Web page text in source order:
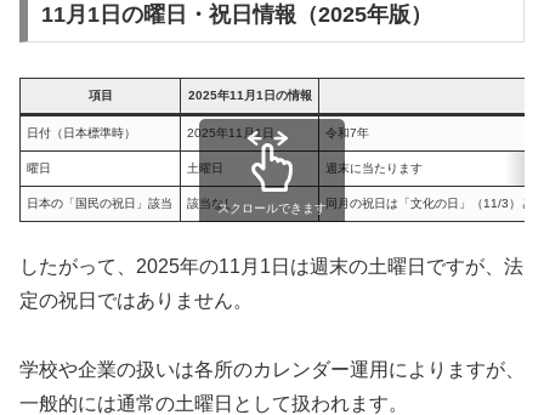
11月1日の曜日・祝日情報（2025年版）
項目 2025年11月1日の情報
日付（日本標準時） 2025年11月1日 令和7年
曜日 土曜日 週末に当たります
日本の「国民の祝日」該当 該当なし 同月の祝日は「文化の日」（11/3）と
スクロールできます
したがって、2025年の11月1日は週末の土曜日ですが、法
定の祝日ではありません。
学校や企業の扱いは各所のカレンダー運用によりますが、
一般的には通常の土曜日として扱われます。